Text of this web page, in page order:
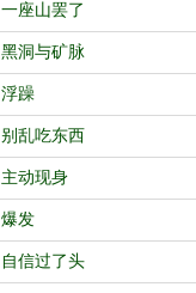
座山罢了
洞与矿脉
躁
乱吃东西
动现身
发
信过了头